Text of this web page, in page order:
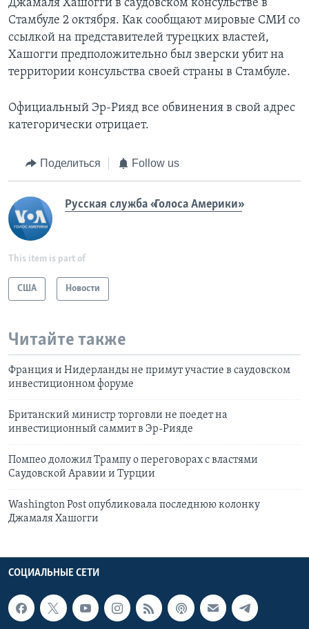
Джамаля Хашогги в саудовском консульстве в
Стамбуле 2 октября. Как сообщают мировые СМИ со
ссылкой на представителей турецких властей,
Хашогги предположительно был зверски убит на
территории консульства своей страны в Стамбуле.
Официальный Эр-Рияд все обвинения в свой адрес
категорически отрицает.
Поделиться Follow us
Русская служба «Голоса Америки»
This item is part of
США Новости
Читайте также
Франция и Нидерланды не примут участие в саудовском
инвестиционном форуме
Британский министр торговли не поедет на
инвестиционный саммит в Эр-Рияде
Помпео доложил Трампу о переговорах с властями
Саудовской Аравии и Турции
Washington Post опубликовала последнюю колонку
Джамаля Хашогги
СОЦИАЛЬНЫЕ СЕТИ